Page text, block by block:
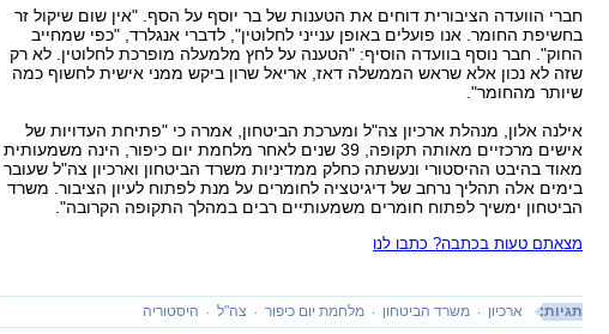
חברי הוועדה הציבורית דוחים את הטענות של בר יוסף על הסף. "אין שום שיקול זר
בחשיפת החומר. אנו פועלים באופן ענייני לחלוטין", לדברי אנגלרד, "כפי שמחייב
החוק". חבר נוסף בוועדה הוסיף: "הטענה על לחץ מלמעלה מופרכת לחלוטין. לא רק
שזה לא נכון אלא שראש הממשלה דאז, אריאל שרון ביקש ממני אישית לחשוף כמה
שיותר מהחומר".
אילנה אלון, מנהלת ארכיון צה"ל ומערכת הביטחון, אמרה כי "פתיחת העדויות של
אישים מרכזיים מאותה תקופה, 39 שנים לאחר מלחמת יום כיפור, הינה משמעותית
מאוד בהיבט ההיסטורי ונעשתה כחלק ממדיניות משרד הביטחון וארכיון צה"ל שעובר
בימים אלה תהליך נרחב של דיגיטציה לחומרים על מנת לפתוח לעיון הציבור. משרד
הביטחון ימשיך לפתוח חומרים משמעותיים רבים במהלך התקופה הקרובה".
מצאתם טעות בכתבה? כתבו לנו
תגיות: ארכיון משרד הביטחון מלחמת יום כיפור צה"ל היסטוריה